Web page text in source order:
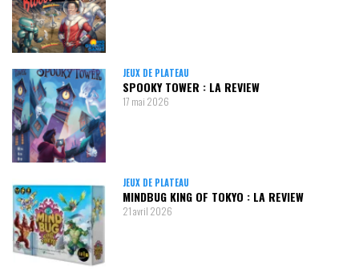
JEUX DE PLATEAU
SPOOKY TOWER : LA REVIEW
17 mai 2026
JEUX DE PLATEAU
MINDBUG KING OF TOKYO : LA REVIEW
21 avril 2026